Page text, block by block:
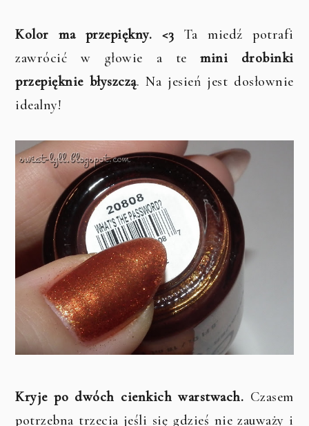
Kolor ma przepiękny. <3 Ta miedź potrafi
zawrócić w głowie a temini drobinki
przepięknie błyszczą. Na jesień jest dosłownie
idealny!
Kryje po dwóch cienkich warstwach. Czasem
potrzebna trzecia jeśli się gdzieś nie zauważy i